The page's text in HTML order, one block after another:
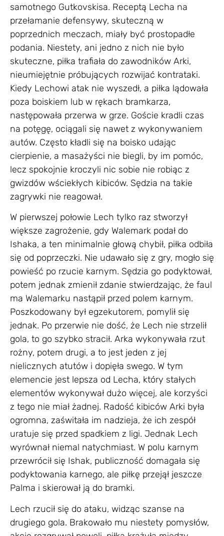
samotnego Gutkovskisa. Receptą Lecha na
przełamanie defensywy, skuteczną w
poprzednich meczach, miały być prostopadłe
podania. Niestety, ani jedno z nich nie było
skuteczne, piłka trafiała do zawodników Arki,
nieumiejętnie próbujących rozwijać kontrataki.
Kiedy Lechowi atak nie wyszedł, a piłka lądowała
poza boiskiem lub w rękach bramkarza,
następowała przerwa w grze. Goście kradli czas
na potęgę, ociągali się nawet z wykonywaniem
autów. Często kładli się na boisko udając
cierpienie, a masażyści nie biegli, by im pomóc,
lecz spokojnie kroczyli nic sobie nie robiąc z
gwizdów wściekłych kibiców. Sędzia na takie
zagrywki nie reagował.
W pierwszej połowie Lech tylko raz stworzył
większe zagrożenie, gdy Walemark podał do
Ishaka, a ten minimalnie głową chybił, piłka odbiła
się od poprzeczki. Nie udawało się z gry, mogło się
powieść po rzucie karnym. Sędzia go podyktował,
potem jednak zmienił zdanie stwierdzając, że faul
ma Walemarku nastąpił przed polem karnym.
Poszkodowany był egzekutorem, pomylił się
jednak. Po przerwie nie dość, że Lech nie strzelił
gola, to go szybko stracił. Arka wykonywała rzut
rożny, potem drugi, a to jest jeden z jej
nielicznych atutów i dopięła swego. W tym
elemencie jest lepsza od Lecha, który stałych
elementów wykonywał dużo więcej, ale korzyści
z tego nie miał żadnej. Radość kibiców Arki była
ogromna, zaświtała im nadzieja, że ich zespół
uratuje się przed spadkiem z ligi. Jednak Lech
wyrównał niemal natychmiast. W polu karnym
przewrócił się Ishak, publiczność domagała się
podyktowania karnego, ale piłkę przejął jeszcze
Palma i skierował ją do bramki.
Lech rzucił się do ataku, widząc szanse na
drugiego gola. Brakowało mu niestety pomysłów,